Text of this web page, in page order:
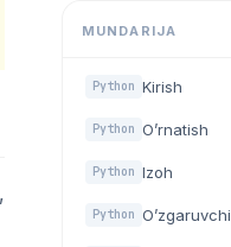
MUNDARIJA
Python Kirish
Python O’rnatish
Python Izoh
Python O’zgaruvchi